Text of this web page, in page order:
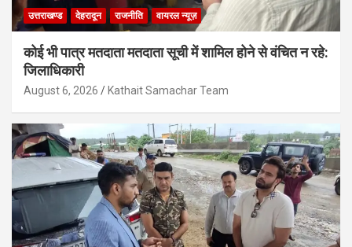
उत्तराखण्ड देहरादून राजनीति वायरल न्यूज़
कोई भी पात्र मतदाता मतदाता सूची में शामिल होने से वंचित न रहे:
जिलाधिकारी
August 6, 2026 Kathait Samachar Team